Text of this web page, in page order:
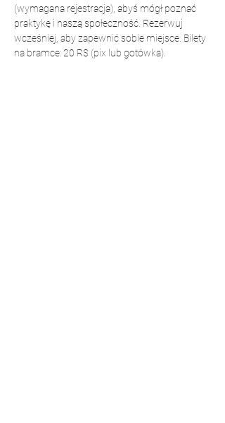
(wymagana rejestracja), abyś mógł poznać
praktykę i naszą społeczność. Rezerwuj
wcześniej, aby zapewnić sobie miejsce. Bilety
na bramce: 20 R$ (pix lub gotówka).